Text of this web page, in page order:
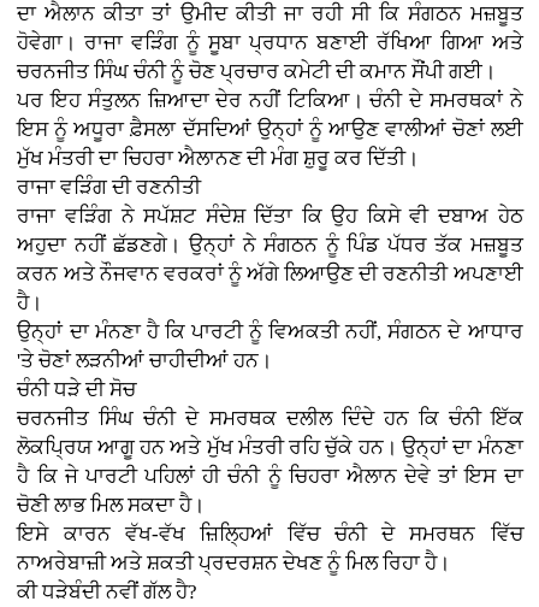
ਦਾ ਐਲਾਨ ਕੀਤਾ ਤਾਂ ਉਮੀਦ ਕੀਤੀ ਜਾ ਰਹੀ ਸੀ ਕਿ ਸੰਗਠਨ ਮਜ਼ਬੂਤ
ਹੋਵੇਗਾ। ਰਾਜਾ ਵੜਿੰਗ ਨੂੰ ਸੂਬਾ ਪ੍ਰਧਾਨ ਬਣਾਈ ਰੱਖਿਆ ਗਿਆ ਅਤੇ
ਚਰਨਜੀਤ ਸਿੰਘ ਚੰਨੀ ਨੂੰ ਚੋਣ ਪ੍ਰਚਾਰ ਕਮੇਟੀ ਦੀ ਕਮਾਨ ਸੌਂਪੀ ਗਈ।
ਪਰ ਇਹ ਸੰਤੁਲਨ ਜ਼ਿਆਦਾ ਦੇਰ ਨਹੀਂ ਟਿਕਿਆ। ਚੰਨੀ ਦੇ ਸਮਰਥਕਾਂ ਨੇ
ਇਸ ਨੂੰ ਅਧੂਰਾ ਫ਼ੈਸਲਾ ਦੱਸਦਿਆਂ ਉਨ੍ਹਾਂ ਨੂੰ ਆਉਣ ਵਾਲੀਆਂ ਚੋਣਾਂ ਲਈ
ਮੁੱਖ ਮੰਤਰੀ ਦਾ ਚਿਹਰਾ ਐਲਾਨਣ ਦੀ ਮੰਗ ਸ਼ੁਰੂ ਕਰ ਦਿੱਤੀ।
ਰਾਜਾ ਵੜਿੰਗ ਦੀ ਰਣਨੀਤੀ
ਰਾਜਾ ਵੜਿੰਗ ਨੇ ਸਪੱਸ਼ਟ ਸੰਦੇਸ਼ ਦਿੱਤਾ ਕਿ ਉਹ ਕਿਸੇ ਵੀ ਦਬਾਅ ਹੇਠ
ਅਹੁਦਾ ਨਹੀਂ ਛੱਡਣਗੇ। ਉਨ੍ਹਾਂ ਨੇ ਸੰਗਠਨ ਨੂੰ ਪਿੰਡ ਪੱਧਰ ਤੱਕ ਮਜ਼ਬੂਤ
ਕਰਨ ਅਤੇ ਨੌਜਵਾਨ ਵਰਕਰਾਂ ਨੂੰ ਅੱਗੇ ਲਿਆਉਣ ਦੀ ਰਣਨੀਤੀ ਅਪਣਾਈ
ਹੈ।
ਉਨ੍ਹਾਂ ਦਾ ਮੰਨਣਾ ਹੈ ਕਿ ਪਾਰਟੀ ਨੂੰ ਵਿਅਕਤੀ ਨਹੀਂ, ਸੰਗਠਨ ਦੇ ਆਧਾਰ
'ਤੇ ਚੋਣਾਂ ਲੜਨੀਆਂ ਚਾਹੀਦੀਆਂ ਹਨ।
ਚੰਨੀ ਧੜੇ ਦੀ ਸੋਚ
ਚਰਨਜੀਤ ਸਿੰਘ ਚੰਨੀ ਦੇ ਸਮਰਥਕ ਦਲੀਲ ਦਿੰਦੇ ਹਨ ਕਿ ਚੰਨੀ ਇੱਕ
ਲੋਕਪ੍ਰਿਯ ਆਗੂ ਹਨ ਅਤੇ ਮੁੱਖ ਮੰਤਰੀ ਰਹਿ ਚੁੱਕੇ ਹਨ। ਉਨ੍ਹਾਂ ਦਾ ਮੰਨਣਾ
ਹੈ ਕਿ ਜੇ ਪਾਰਟੀ ਪਹਿਲਾਂ ਹੀ ਚੰਨੀ ਨੂੰ ਚਿਹਰਾ ਐਲਾਨ ਦੇਵੇ ਤਾਂ ਇਸ ਦਾ
ਚੋਣੀ ਲਾਭ ਮਿਲ ਸਕਦਾ ਹੈ।
ਇਸੇ ਕਾਰਨ ਵੱਖ-ਵੱਖ ਜ਼ਿਲ੍ਹਿਆਂ ਵਿੱਚ ਚੰਨੀ ਦੇ ਸਮਰਥਨ ਵਿੱਚ
ਨਾਅਰੇਬਾਜ਼ੀ ਅਤੇ ਸ਼ਕਤੀ ਪ੍ਰਦਰਸ਼ਨ ਦੇਖਣ ਨੂੰ ਮਿਲ ਰਿਹਾ ਹੈ।
ਕੀ ਧੜੇਬੰਦੀ ਨਵੀਂ ਗੱਲ ਹੈ?